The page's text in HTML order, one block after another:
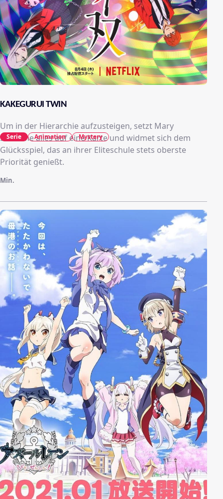
KAKEGURUI TWIN
Um in der Hierarchie aufzusteigen, setzt Mary
Saotome alles auf eine Karte und widmet sich dem
Glücksspiel, das an ihrer Eliteschule stets oberste
Priorität genießt.
Min.
Serie Animation Mystery